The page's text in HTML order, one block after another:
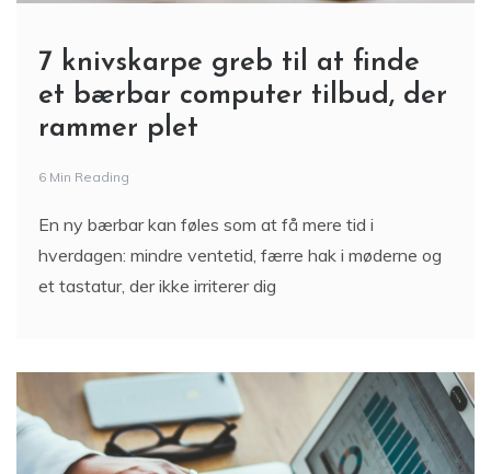
7 knivskarpe greb til at finde
et bærbar computer tilbud, der
rammer plet
6 Min Reading
En ny bærbar kan føles som at få mere tid i
hverdagen: mindre ventetid, færre hak i møderne og
et tastatur, der ikke irriterer dig